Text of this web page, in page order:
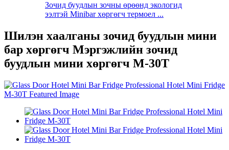
Зочид буудлын зочны өрөөнд экологид
ээлтэй Minibar хөргөгч термоел ...
Шилэн хаалганы зочид буудлын мини
бар хөргөгч Мэргэжлийн зочид
буудлын мини хөргөгч M-30T